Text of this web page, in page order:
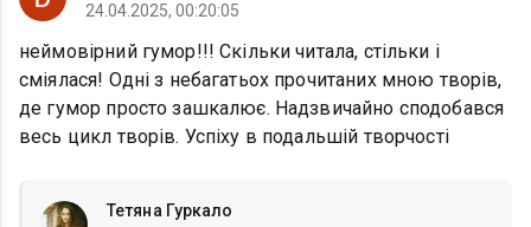
24.04.2025, 00:20:05
неймовірний гумор!!! Скільки читала, стільки і
сміялася! Одні з небагатьох прочитаних мною творів,
де гумор просто зашкалює. Надзвичайно сподобався
весь цикл творів. Успіху в подальшій творчості
Тетяна Гуркало